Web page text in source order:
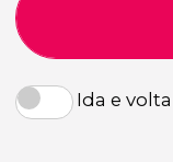
Ida e volta